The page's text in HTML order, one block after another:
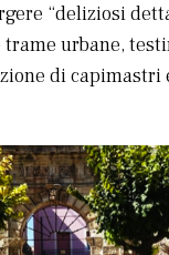
“deliziosi
urbane,
di capimastri